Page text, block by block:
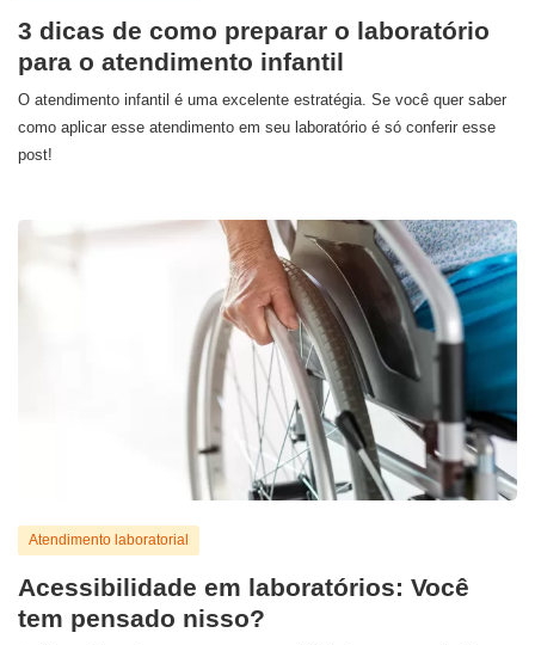
3 dicas de como preparar o laboratório
para o atendimento infantil
O atendimento infantil é uma excelente estratégia. Se você quer saber
como aplicar esse atendimento em seu laboratório é só conferir esse
post!
Atendimento laboratorial
Acessibilidade em laboratórios: Você
tem pensado nisso?